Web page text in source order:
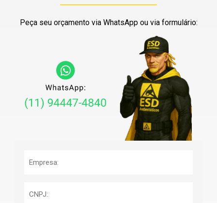
Peça seu orçamento via WhatsApp ou via formulário: